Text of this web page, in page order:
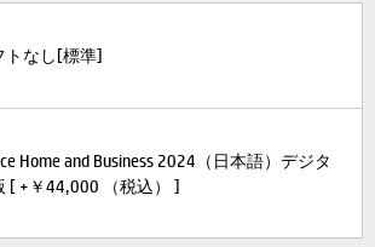
トなし[標準]
Home and Business 2024（日本語）デジタ
[ +￥44,000 （税込） ]